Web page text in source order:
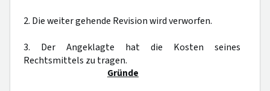
2. Die weiter gehende Revision wird verworfen.
3. Der Angeklagte hat die Kosten seines
Rechtsmittels zu tragen.
Gründe